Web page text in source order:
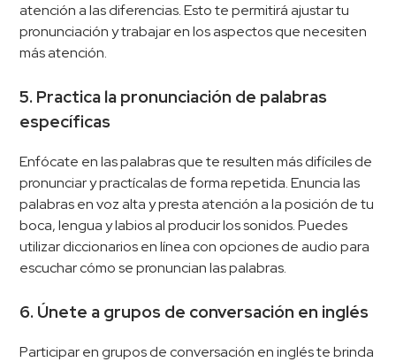
atención a las diferencias. Esto te permitirá ajustar tu
pronunciación y trabajar en los aspectos que necesiten
más atención.
5. Practica la pronunciación de palabras
específicas
Enfócate en las palabras que te resulten más difíciles de
pronunciar y practícalas de forma repetida. Enuncia las
palabras en voz alta y presta atención a la posición de tu
boca, lengua y labios al producir los sonidos. Puedes
utilizar diccionarios en línea con opciones de audio para
escuchar cómo se pronuncian las palabras.
6. Únete a grupos de conversación en inglés
Participar en grupos de conversación en inglés te brinda